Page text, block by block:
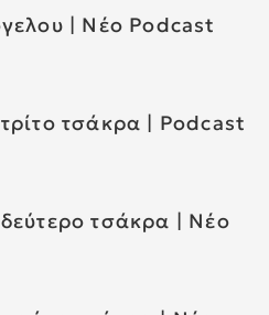
| Νέο Podcast
τσάκρα | Podcast
τσάκρα | Νέο